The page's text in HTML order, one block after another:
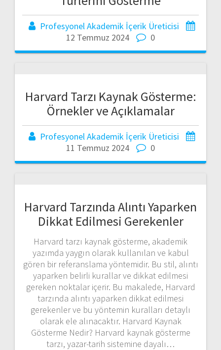
Profesyonel Akademik İçerik Üreticisi
12 Temmuz 2024
0
Harvard Tarzı Kaynak Gösterme:
Örnekler ve Açıklamalar
Profesyonel Akademik İçerik Üreticisi
11 Temmuz 2024
0
Harvard Tarzında Alıntı Yaparken
Dikkat Edilmesi Gerekenler
Harvard tarzı kaynak gösterme, akademik
yazımda yaygın olarak kullanılan ve kabul
gören bir referanslama yöntemidir. Bu stil, alıntı
yaparken belirli kurallar ve dikkat edilmesi
gereken noktalar içerir. Bu makalede, Harvard
tarzında alıntı yaparken dikkat edilmesi
gerekenler ve bu yöntemin kuralları detaylı
olarak ele alınacaktır. Harvard Kaynak
Gösterme Nedir? Harvard kaynak gösterme
tarzı, yazar-tarih sistemine dayalı…